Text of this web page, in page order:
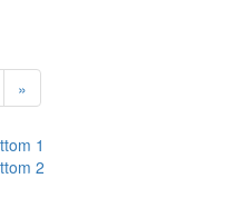
»